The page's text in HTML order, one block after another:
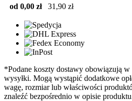
od 0,00 zł
31,90 zł
*Podane koszty dostawy obowiązują
wysyłki. Mogą wystąpić dodatkowe
wagę, rozmiar lub właściwości
znaleźć bezpośrednio w opisie